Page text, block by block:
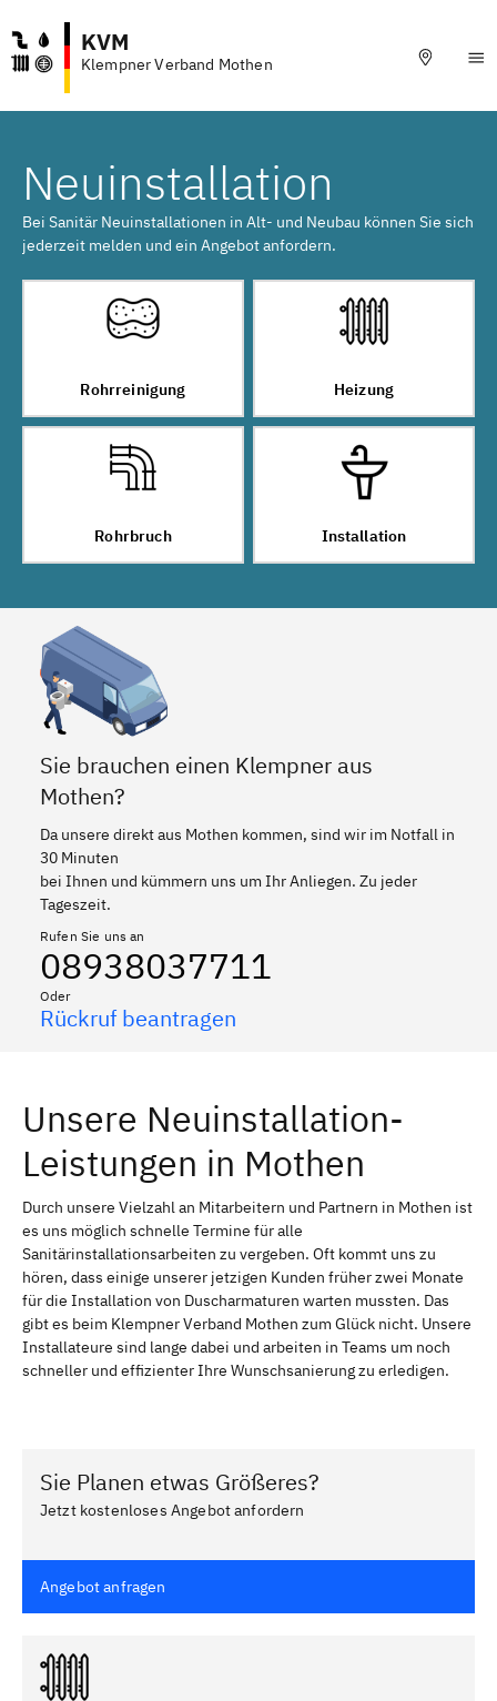
KVM
Klempner Verband Mothen
Neuinstallation
Bei Sanitär Neuinstallationen in Alt- und Neubau können Sie sich
jederzeit melden und ein Angebot anfordern.
Rohrreinigung Heizung
Rohrbruch Installation
Sie brauchen einen Klempner aus
Mothen?
Da unsere direkt aus Mothen kommen, sind wir im Notfall in
30 Minuten
bei Ihnen und kümmern uns um Ihr Anliegen. Zu jeder
Tageszeit.
Rufen Sie uns an
08938037711
Oder
Rückruf beantragen
Unsere Neuinstallation-
Leistungen in Mothen
Durch unsere Vielzahl an Mitarbeitern und Partnern in Mothen ist
es uns möglich schnelle Termine für alle
Sanitärinstallationsarbeiten zu vergeben. Oft kommt uns zu
hören, dass einige unserer jetzigen Kunden früher zwei Monate
für die Installation von Duscharmaturen warten mussten. Das
gibt es beim Klempner Verband Mothen zum Glück nicht. Unsere
Installateure sind lange dabei und arbeiten in Teams um noch
schneller und effizienter Ihre Wunschsanierung zu erledigen.
Sie Planen etwas Größeres?
Jetzt kostenloses Angebot anfordern
Angebot anfragen